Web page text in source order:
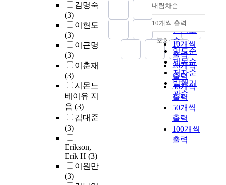
김명숙
(3)
이현도
(3)
이근명
(3)
이춘재
(3)
시몬느
베이유 지
음 (3)
김대준
(3)
Erikson,
Erik H (3)
이원만
(3)
정확도
순
인기도
순
연도순
제목순
저자순
발행기
관순
내림차순
내림차순
10개씩 출력
10개씩
출력
20개씩
출력
30개씩
출력
50개씩
출력
100개씩
출력
조회